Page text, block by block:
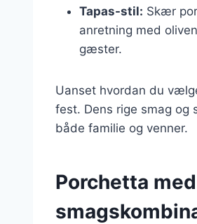
Tapas-stil: Skær
anretning med
gæster.
Uanset hvordan du
fest. Dens rige smag og
både familie og venner.
Porchetta